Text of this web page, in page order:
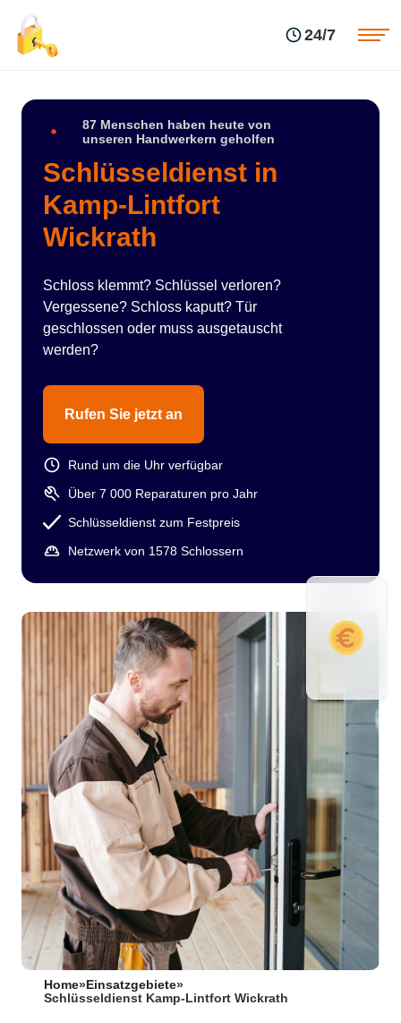
24/7
87 Menschen haben heute von
unseren Handwerkern geholfen
Schlüsseldienst in
Kamp-Lintfort
Wickrath
Schloss klemmt? Schlüssel verloren?
Vergessene? Schloss kaputt? Tür
geschlossen oder muss ausgetauscht
werden?
Rufen Sie jetzt an
Rund um die Uhr verfügbar
Über 7 000 Reparaturen pro Jahr
Schlüsseldienst zum Festpreis
Netzwerk von 1578 Schlossern
Home» Einsatzgebiete»
Schlüsseldienst Kamp-Lintfort Wickrath